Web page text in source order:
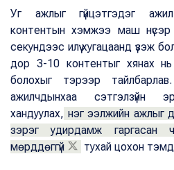
Уг ажлыг гүйцэтгэдэг
контентын хэмжээ маш нүсэр
секундээс илүү хугацаанд үзэж
дор 3-10 контентыг хянах
болохыг тэрээр
ажилчдынхаа сэтгэлзүйн
хандуулах, нэг ээлжийн ажлыг
зэрэг удирдамж
мөрддөггүй
тухай цохон